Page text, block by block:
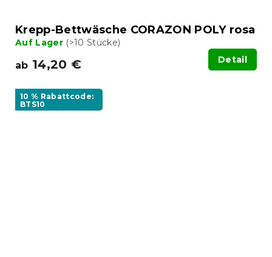
Krepp-Bettwäsche CORAZON POLY rosa
Auf Lager (>10 Stücke)
ab 14,20 € Detail
10 % Rabattcode:
BTS10